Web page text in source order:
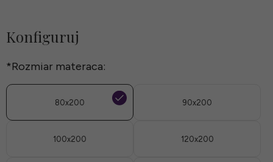
Konfiguruj
*Rozmiar materaca:
80x200 90x200
100x200 120x200